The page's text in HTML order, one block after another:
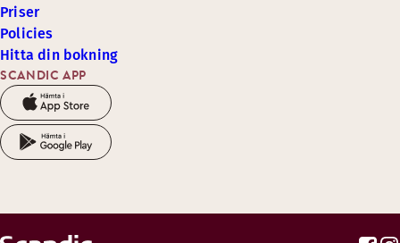
SCANDIC APP
Priser
Policies
Hitta din bokning